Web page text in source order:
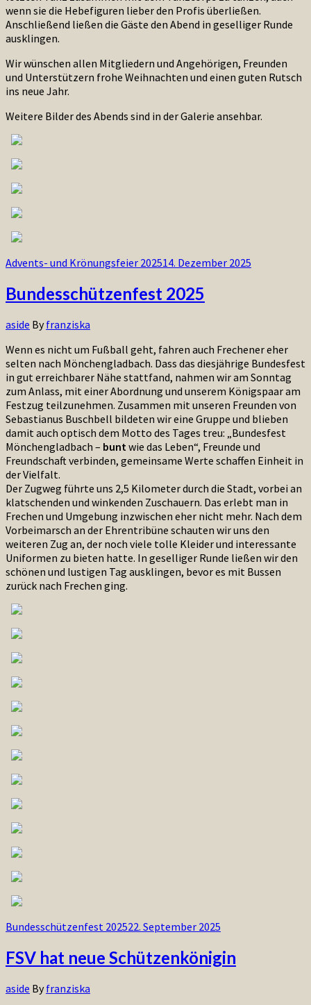
wenn sie die Hebefiguren lieber den Profis überließen.
Anschließend ließen die Gäste den Abend in geselliger Runde
ausklingen.
Wir wünschen allen Mitgliedern und Angehörigen, Freunden
und Unterstützern frohe Weihnachten und einen guten Rutsch
ins neue Jahr.
Weitere Bilder des Abends sind in der Galerie ansehbar.
Advents- und Krönungsfeier 202514. Dezember 2025
Bundesschützenfest 2025
aside Byfranziska
Wenn es nicht um Fußball geht, fahren auch Frechener eher
selten nach Mönchengladbach. Dass das diesjährige Bundesfest
in gut erreichbarer Nähe stattfand, nahmen wir am Sonntag
zum Anlass, mit einer Abordnung und unserem Königspaar am
Festzug teilzunehmen. Zusammen mit unseren Freunden von
Sebastianus Buschbell bildeten wir eine Gruppe und blieben
damit auch optisch dem Motto des Tages treu: „Bundesfest
Mönchengladbach – buntwie das Leben“, Freunde und
Freundschaft verbinden, gemeinsame Werte schaffen Einheit in
der Vielfalt.
Der Zugweg führte uns 2,5 Kilometer durch die Stadt, vorbei an
klatschenden und winkenden Zuschauern. Das erlebt man in
Frechen und Umgebung inzwischen eher nicht mehr. Nach dem
Vorbeimarsch an der Ehrentribüne schauten wir uns den
weiteren Zug an, der noch viele tolle Kleider und interessante
Uniformen zu bieten hatte. In geselliger Runde ließen wir den
schönen und lustigen Tag ausklingen, bevor es mit Bussen
zurück nach Frechen ging.
Bundesschützenfest 202522. September 2025
FSV hat neue Schützenkönigin
aside Byfranziska